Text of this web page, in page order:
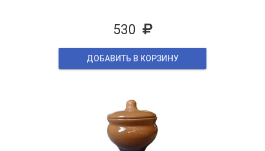
530
ДОБАВИТЬ В КОРЗИНУ